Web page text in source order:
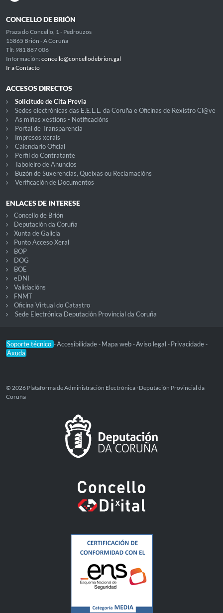
CONCELLO DE BRIÓN
Praza do Concello, 1 - Pedrouzos
15865 Brión - A Coruña
Tlf: 981 887 006
Información: concello@concellodebrion.gal
Ir a Contacto
ACCESOS DIRECTOS
Solicitude de Cita Previa
Sedes electrónicas das E.E.L.L. da Coruña e Oficinas de Rexistro Cl@ve
As miñas xestións - Notificacións
Portal de Transparencia
Impresos xerais
Calendario Oficial
Perfil do Contratante
Taboleiro de Anuncios
Buzón de Suxerencias, Queixas ou Reclamacións
Verificación de Documentos
ENLACES DE INTERESE
Concello de Brión
Deputación da Coruña
Xunta de Galicia
Punto Acceso Xeral
BOP
DOG
BOE
eDNI
Validacións
FNMT
Oficina Virtual do Catastro
Sede Electrónica Deputación Provincial da Coruña
Soporte técnico -Accesibilidade - Mapa web -Aviso legal - Privacidade -
Axuda
© 2026 Plataforma de Administración Electrónica · Deputación Provincial da
Coruña